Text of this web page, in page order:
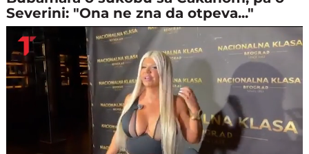
Severini: "Ona ne zna da otpeva..."